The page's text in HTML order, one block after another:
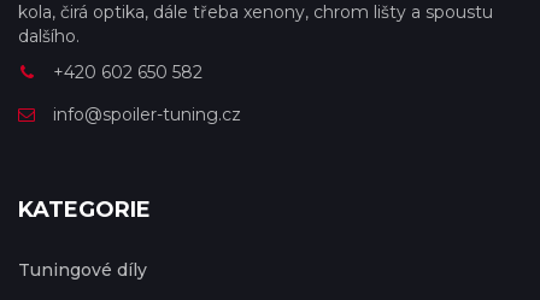
kola, čirá optika, dále třeba xenony, chrom lišty a spoustu
dalšího.
+420 602 650 582
info@spoiler-tuning.cz
KATEGORIE
Tuningové díly